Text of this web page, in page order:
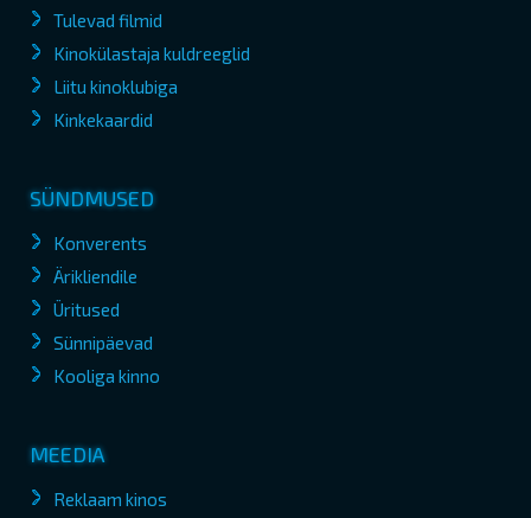
Tulevad filmid
Kinokülastaja kuldreeglid
Liitu kinoklubiga
Kinkekaardid
SÜNDMUSED
Konverents
Ärikliendile
Üritused
Sünnipäevad
Kooliga kinno
MEEDIA
Reklaam kinos